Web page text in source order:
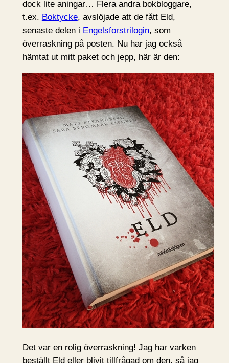
dock lite aningar… Flera andra bokbloggare,
t.ex. Boktycke, avslöjade att de fått Eld,
senaste delen i Engelsforstrilogin, som
överraskning på posten. Nu har jag också
hämtat ut mitt paket och jepp, här är den:
Det var en rolig överraskning! Jag har varken
beställt Eld eller blivit tillfrågad om den, så jag